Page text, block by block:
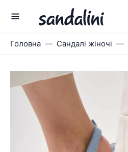
Головна Сандалі жіночі